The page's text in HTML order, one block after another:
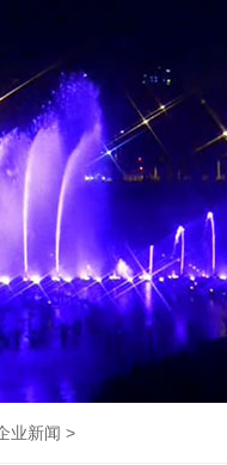
业新闻 >